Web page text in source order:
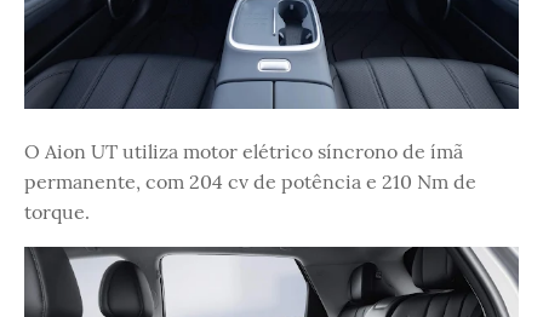
O Aion UT utiliza motor elétrico síncrono de ímã
permanente, com 204 cv de potência e 210 Nm de
torque.